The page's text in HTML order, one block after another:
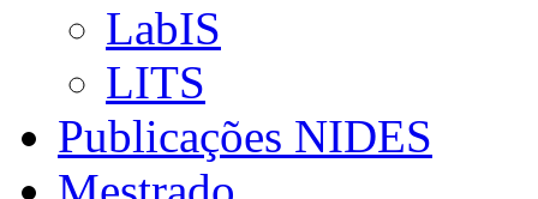
LabIS
LITS
Publicações NIDES